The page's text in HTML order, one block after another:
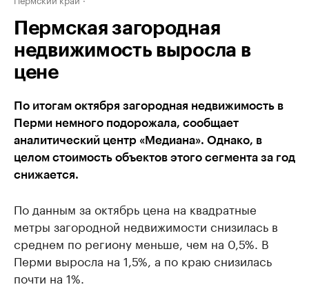
Пермская загородная
недвижимость выросла в
цене
По итогам октября загородная недвижимость в
Перми немного подорожала, сообщает
аналитический центр «Медиана». Однако, в
целом стоимость объектов этого сегмента за год
снижается.
По данным за октябрь цена на квадратные
метры загородной недвижимости снизилась в
среднем по региону меньше, чем на 0,5%. В
Перми выросла на 1,5%, а по краю снизилась
почти на 1%.